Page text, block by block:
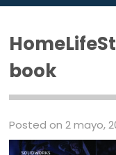
book
Posted on 2 mayo,